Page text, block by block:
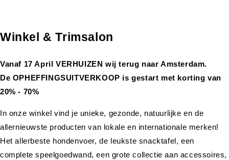
Winkel & Trimsalon
Vanaf 17 April VERHUIZEN wij terug naar Amsterdam.
De OPHEFFINGSUITVERKOOP is gestart met korting van
20% - 70%
In onze winkel vind je unieke, gezonde, natuurlijke en de
allernieuwste producten van lokale en internationale merken!
Het allerbeste hondenvoer, de leukste snacktafel, een
complete speelgoedwand, een grote collectie aan accessoires,